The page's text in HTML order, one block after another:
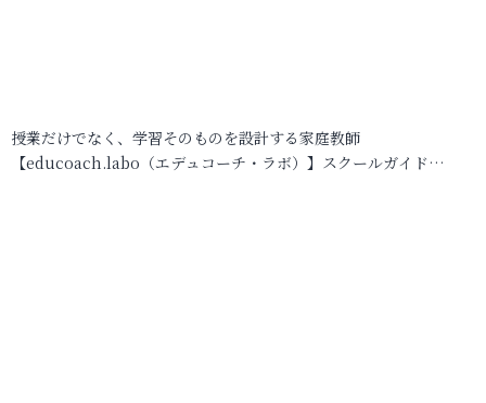
授業だけでなく、学習そのものを設計する家庭教師
【educoach.labo（エデュコーチ・ラボ）】スクールガイド…